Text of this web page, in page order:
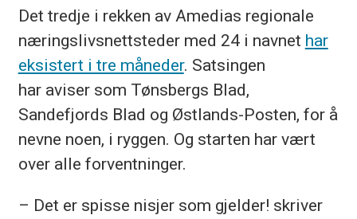
Det tredje i rekken av Amedias regionale
næringslivsnettsteder med 24 i navnet har
eksistert i tre måneder. Satsingen
har aviser som Tønsbergs Blad,
Sandefjords Blad og Østlands-Posten, for å
nevne noen, i ryggen. Og starten har vært
over alle forventninger.
– Det er spisse nisjer som gjelder! skriver